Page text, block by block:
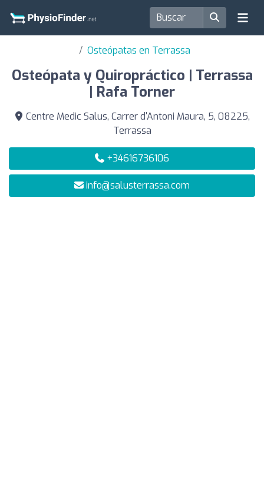
Osteópatas en Terrassa
Osteópata y Quiropráctico | Terrassa
| Rafa Torner
Centre Medic Salus, Carrer d'Antoni Maura, 5, 08225,
Terrassa
+34616736106
info@salusterrassa.com